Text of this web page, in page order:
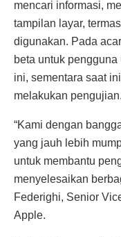
mencari informasi,
tampilan layar,
digunakan. Pada
beta untuk
ini, sementara saat
melakukan pengujian.
“Kami dengan
yang jauh lebih
untuk membantu
menyelesaikan
Federighi, Senior
Apple.